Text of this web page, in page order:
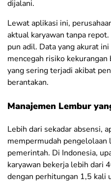
dijalani.
Lewat aplikasi ini,
aktual karyawan tanpa
pun adil. Data yang akurat
mencegah risiko
yang sering terjadi akibat
berantakan.
Manajemen Lembur
Lebih dari sekadar absensi,
mempermudah pengelolaan
pemerintah. Di Indonesia,
karyawan bekerja lebih dari
dengan perhitungan 1,5 kali